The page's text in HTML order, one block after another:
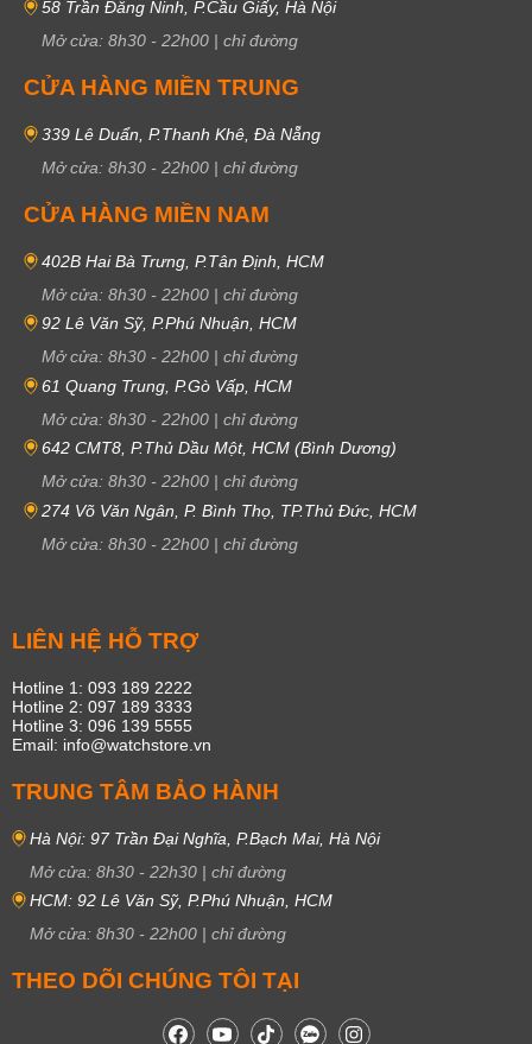
58 Trần Đăng Ninh, P.Cầu Giấy, Hà Nội
Mở cửa: 8h30 - 22h00 | chỉ đường
CỬA HÀNG MIỀN TRUNG
339 Lê Duẩn, P.Thanh Khê, Đà Nẵng
Mở cửa: 8h30 - 22h00 | chỉ đường
CỬA HÀNG MIỀN NAM
402B Hai Bà Trưng, P.Tân Định, HCM
Mở cửa: 8h30 - 22h00 | chỉ đường
92 Lê Văn Sỹ, P.Phú Nhuận, HCM
Mở cửa: 8h30 - 22h00 | chỉ đường
61 Quang Trung, P.Gò Vấp, HCM
Mở cửa: 8h30 - 22h00 | chỉ đường
642 CMT8, P.Thủ Dầu Một, HCM (Bình Dương)
Mở cửa: 8h30 - 22h00 | chỉ đường
274 Võ Văn Ngân, P. Bình Thọ, TP.Thủ Đức, HCM
Mở cửa: 8h30 - 22h00 | chỉ đường
LIÊN HỆ HỖ TRỢ
Hotline 1: 093 189 2222
Hotline 2: 097 189 3333
Hotline 3: 096 139 5555
Email: info@watchstore.vn
TRUNG TÂM BẢO HÀNH
Hà Nội: 97 Trần Đại Nghĩa, P.Bạch Mai, Hà Nội
Mở cửa: 8h30 - 22h30 | chỉ đường
HCM: 92 Lê Văn Sỹ, P.Phú Nhuận, HCM
Mở cửa: 8h30 - 22h00 | chỉ đường
THEO DÕI CHÚNG TÔI TẠI